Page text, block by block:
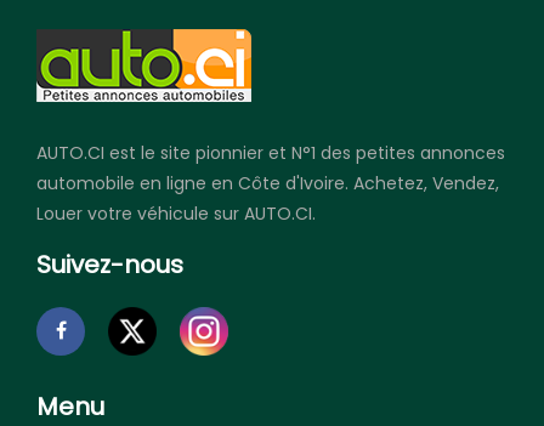
AUTO.CI est le site pionnier et N°1 des petites annonces
automobile en ligne en Côte d'Ivoire. Achetez, Vendez,
Louer votre véhicule sur AUTO.CI.
Suivez-nous
Menu